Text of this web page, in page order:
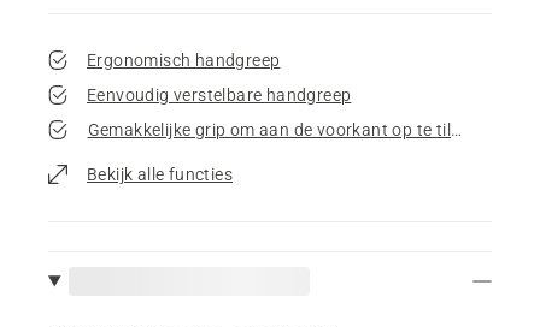
Ergonomisch handgreep
Eenvoudig verstelbare handgreep
Gemakkelijke grip om aan de voorkant op te tillen
Bekijk alle functies